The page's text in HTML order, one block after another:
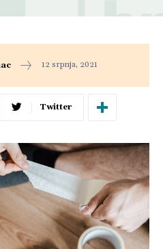
12 srpnja, 2021
Twitter